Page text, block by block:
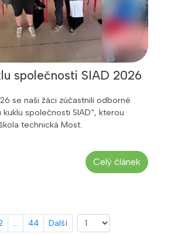
společnosti SIAD 2026
se naši žáci zúčastnili odborné
společnosti SIAD“, kterou
technická Most.
Celý článek
... 44 Další